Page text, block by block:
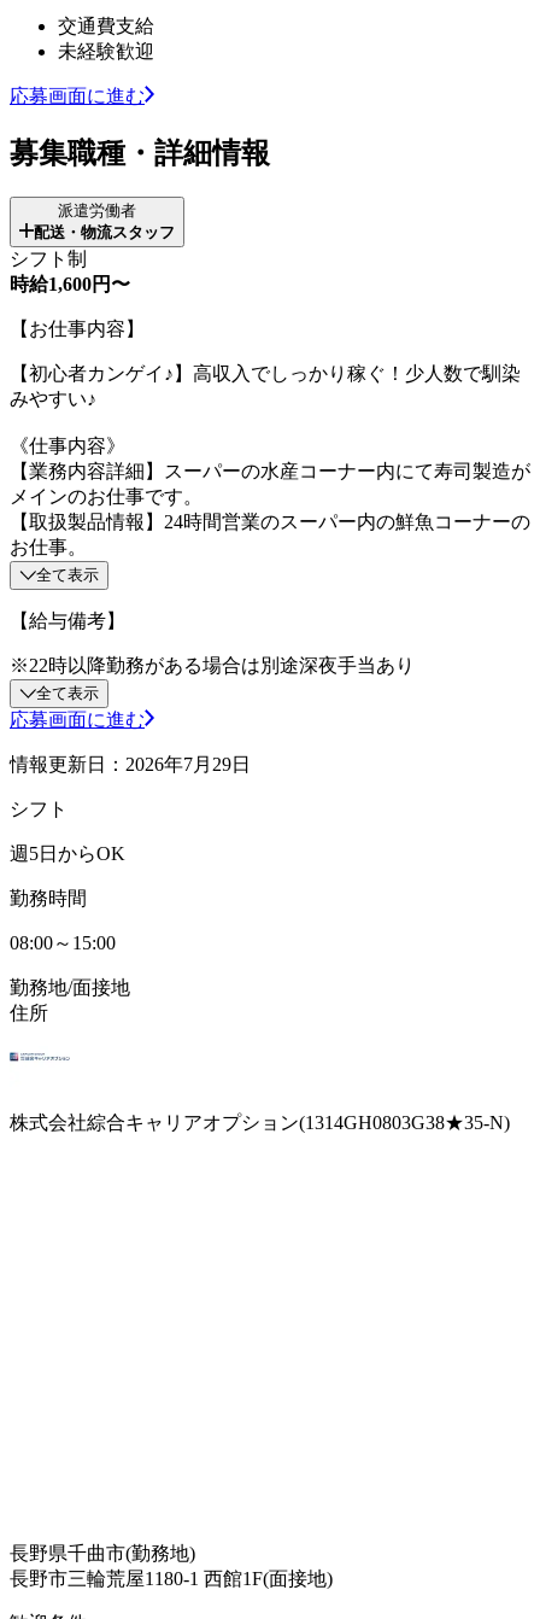
交通費支給
未経験歓迎
応募画面に進む
募集職種・詳細情報
派遣労働者
配送・物流スタッフ
シフト制
時給1,600円〜
【お仕事内容】
【初心者カンゲイ♪】高収入でしっかり稼ぐ！少人数で馴染
みやすい♪
《仕事内容》
【業務内容詳細】スーパーの水産コーナー内にて寿司製造が
メインのお仕事です。
【取扱製品情報】24時間営業のスーパー内の鮮魚コーナーの
お仕事。
全て表示
【給与備考】
※22時以降勤務がある場合は別途深夜手当あり
全て表示
応募画面に進む
情報更新日：2026年7月29日
シフト
週5日からOK
勤務時間
08:00～15:00
勤務地/面接地
住所
株式会社綜合キャリアオプション(1314GH0803G38★35-N)
長野県千曲市(勤務地)
長野市三輪荒屋1180-1 西館1F(面接地)